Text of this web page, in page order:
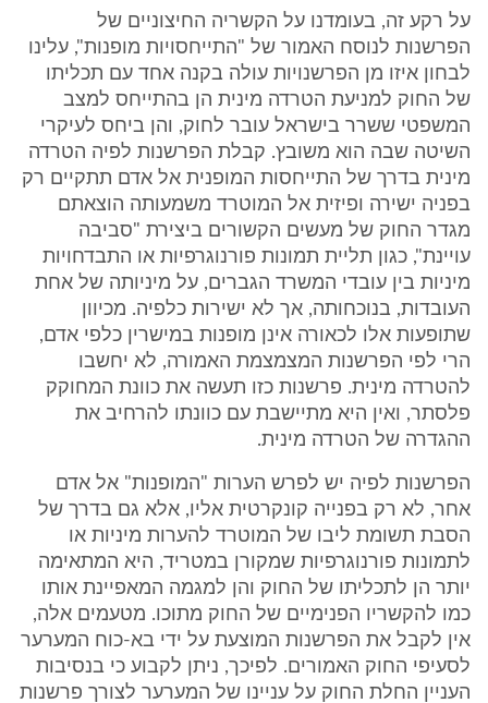
על רקע זה, בעומדנו על הקשריה החיצוניים של
הפרשנות לנוסח האמור של "התייחסויות מופנות", עלינו
לבחון איזו מן הפרשנויות עולה בקנה אחד עם תכליתו
של החוק למניעת הטרדה מינית הן בהתייחס למצב
המשפטי ששרר בישראל עובר לחוק, והן ביחס לעיקרי
השיטה שבה הוא משובץ. קבלת הפרשנות לפיה הטרדה
מינית בדרך של התייחסות המופנית אל אדם תתקיים רק
בפניה ישירה ופיזית אל המוטרד משמעותה הוצאתם
מגדר החוק של מעשים הקשורים ביצירת "סביבה
עויינת", כגון תליית תמונות פורנוגרפיות או התבדחויות
מיניות בין עובדי המשרד הגברים, על מיניותה של אחת
העובדות, בנוכחותה, אך לא ישירות כלפיה. מכיוון
שתופעות אלו לכאורה אינן מופנות במישרין כלפי אדם,
הרי לפי הפרשנות המצמצמת האמורה, לא יחשבו
להטרדה מינית. פרשנות כזו תעשה את כוונת המחוקק
פלסתר, ואין היא מתיישבת עם כוונתו להרחיב את
ההגדרה של הטרדה מינית.
הפרשנות לפיה יש לפרש הערות "המופנות" אל אדם
אחר, לא רק בפנייה קונקרטית אליו, אלא גם בדרך של
הסבת תשומת ליבו של המוטרד להערות מיניות או
לתמונות פורנוגרפיות שמקורן במטריד, היא המתאימה
יותר הן לתכליתו של החוק והן למגמה המאפיינת אותו
כמו להקשריו הפנימיים של החוק מתוכו. מטעמים אלה,
אין לקבל את הפרשנות המוצעת על ידי בא-כוח המערער
לסעיפי החוק האמורים. לפיכך, ניתן לקבוע כי בנסיבות
העניין החלת החוק על עניינו של המערער לצורך פרשנות